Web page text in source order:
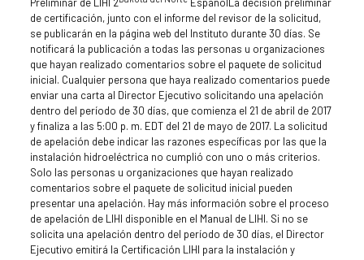
Preliminar de LIHI 2
EspañolLa decisión preliminar
de certificación, junto con el informe del revisor de la solicitud,
se publicarán en la página web del Instituto durante 30 días. Se
notificará la publicación a todas las personas u organizaciones
que hayan realizado comentarios sobre el paquete de solicitud
inicial. Cualquier persona que haya realizado comentarios puede
enviar una carta al Director Ejecutivo solicitando una apelación
dentro del período de 30 días, que comienza el 21 de abril de 2017
y finaliza a las 5:00 p. m. EDT del 21 de mayo de 2017. La solicitud
de apelación debe indicar las razones específicas por las que la
instalación hidroeléctrica no cumplió con uno o más criterios.
Solo las personas u organizaciones que hayan realizado
comentarios sobre el paquete de solicitud inicial pueden
presentar una apelación. Hay más información sobre el proceso
de apelación de LIHI disponible en el Manual de LIHI. Si no se
solicita una apelación dentro del período de 30 días, el Director
Ejecutivo emitirá la Certificación LIHI para la instalación y